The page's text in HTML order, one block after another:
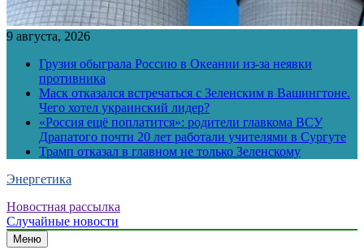
9 августа, 2026
Грузия обыграла Россию в Океании из-за неявки
противника
Маск отказался встречаться с Зеленским в Вашингтоне.
Чего хотел украинский лидер?
«Россия ещё поплатится»: родители главкома ВСУ
Драпатого почти 20 лет работали учителями в Сургуте
Трамп отказал в главном не только Зеленскому
Энергетика
Новостная рассылка
Случайные новости
Меню